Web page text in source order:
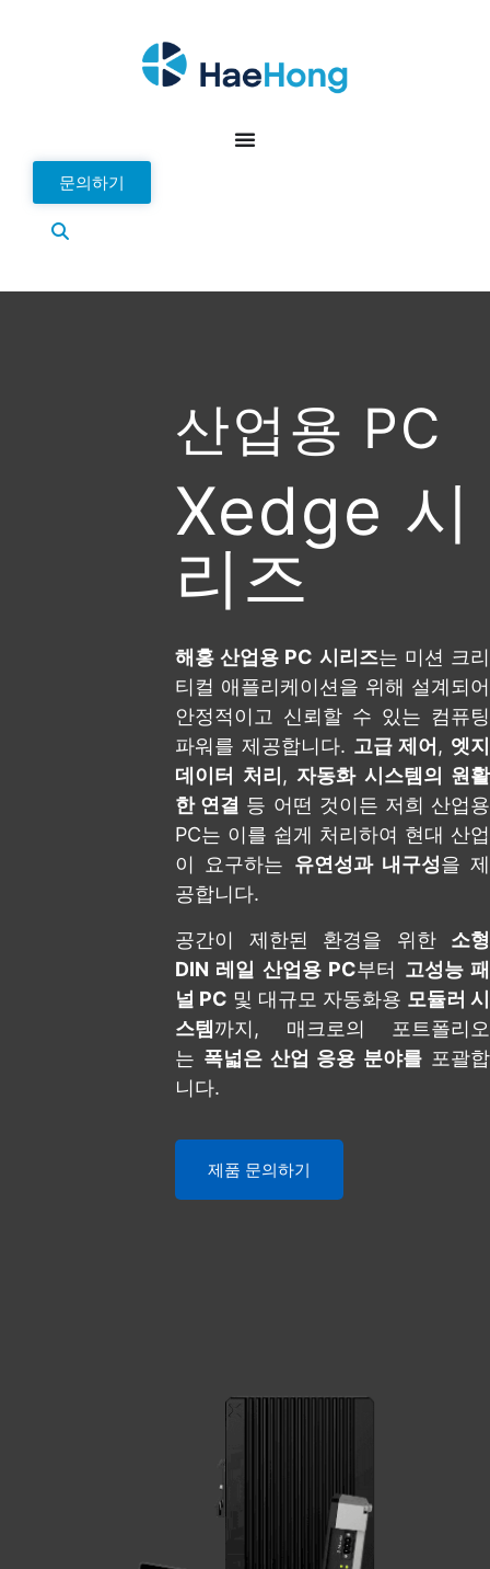
문의하기
산업용 PC
Xedge 시
리즈
해홍 산업용 PC 시리즈는 미션 크리
티컬 애플리케이션을 위해 설계되어
안정적이고 신뢰할 수 있는 컴퓨팅
파워를 제공합니다. 고급 제어 , 엣지
데이터 처리 , 자동화 시스템의 원활
한 연결 등 어떤 것이든 저희 산업용
PC는 이를 쉽게 처리하여 현대 산업
이 요구하는 유연성과 내구성을 제
공합니다.
공간이 제한된 환경을 위한 소형
DIN 레일 산업용 PC부터 고성능 패
널 PC 및 대규모 자동화용 모듈러 시
스템까지, 매크로의 포트폴리오
는 폭넓은 산업 응용 분야를 포괄합
니다.
제품 문의하기